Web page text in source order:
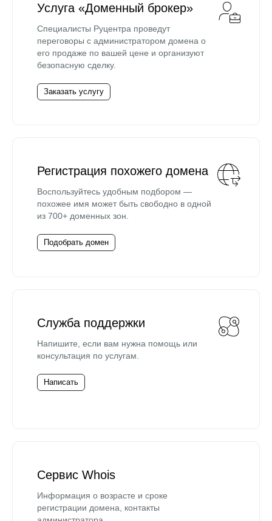
Услуга «Доменный брокер»
Специалисты Руцентра проведут
переговоры с администратором домена о
его продаже по вашей цене и организуют
безопасную сделку.
Заказать услугу
Регистрация похожего домена
Воспользуйтесь удобным подбором —
похожее имя может быть свободно в одной
из 700+ доменных зон.
Подобрать домен
Служба поддержки
Напишите, если вам нужна помощь или
консультация по услугам.
Написать
Сервис Whois
Информация о возрасте и сроке
регистрации домена, контакты